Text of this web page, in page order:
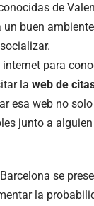
de
buen
para
la web de
esa web no
junto a
se
la